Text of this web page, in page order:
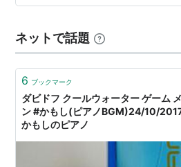
産終了になり、コロンもわりと前
良くて、空ボトルも捨てずに飾っ
くなってから『何かロックな香…
ネットで話題
6 ブックマーク
ダビドフ クールウォーター ゲーム メ
ン #かもし(ピアノBGM)24/10/
かもしのピアノ